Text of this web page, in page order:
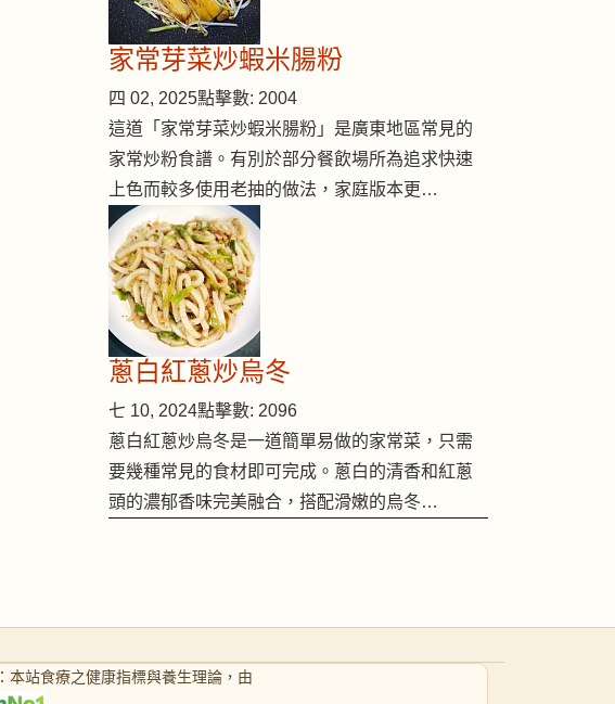
家常芽菜炒蝦米腸粉
四 02, 2025點擊數: 2004
這道「家常芽菜炒蝦米腸粉」是廣東地區常見的
家常炒粉食譜。有別於部分餐飲場所為追求快速
上色而較多使用老抽的做法，家庭版本更…
蔥白紅蔥炒烏冬
七 10, 2024點擊數: 2096
蔥白紅蔥炒烏冬是一道簡單易做的家常菜，只需
要幾種常見的食材即可完成。蔥白的清香和紅蔥
頭的濃郁香味完美融合，搭配滑嫩的烏冬…
：本站食療之健康指標與養生理論，由